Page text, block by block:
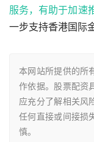
服务，有助于加速
一步支持香港国际
本网站所提供的所
作依据。股票配资
应充分了解相关风
任何直接或间接损
慎。